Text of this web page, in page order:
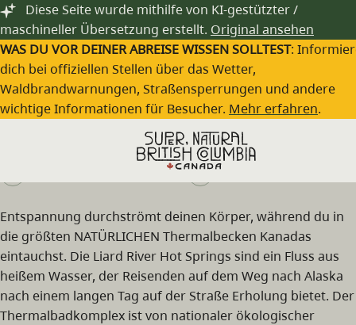
Zum Hauptinhalt springen
Diese Seite wurde mithilfe von KI-gestützter /
maschineller Übersetzung erstellt. Original ansehen
WAS DU VOR DEINER ABREISE WISSEN SOLLTEST:
dich bei offiziellen Stellen über das Wetter,
Waldbrandwarnungen, Straßensperrungen und andere
wichtige Informationen für Besucher. Mehr erfahren.
Liard River Hot Springs Provincial Park
+1 250 422 3003
Entspannung durchströmt deinen Körper, während du in
die größten NATÜRLICHEN Thermalbecken Kanadas
eintauchst. Die Liard River Hot Springs sind ein Fluss aus
heißem Wasser, der Reisenden auf dem Weg nach Alaska
nach einem langen Tag auf der Straße Erholung bietet. Der
Thermalbadkomplex ist von nationaler ökologischer